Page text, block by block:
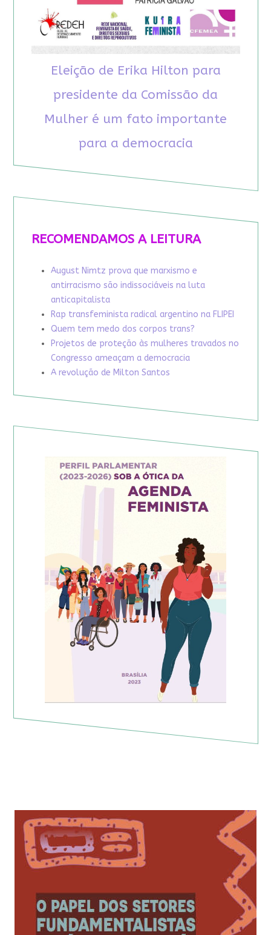
Eleição de Erika Hilton para
presidente da Comissão da
Mulher é um fato importante
para a democracia
RECOMENDAMOS A LEITURA
August Nimtz prova que marxismo e
antirracismo são indissociáveis na luta
anticapitalista
Rap transfeminista radical argentino na FLIPEI
Quem tem medo dos corpos trans?
Projetos de proteção às mulheres travados no
Congresso ameaçam a democracia
A revolução de Milton Santos